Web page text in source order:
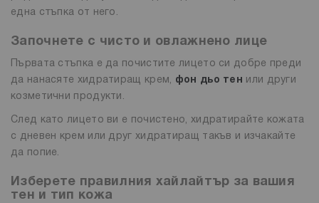
една стъпка от него.
Започнете с чисто и овлажнено лице
Първата стъпка е да почистите лицето си добре преди
да нанасяте хидратиращ крем, фон дьо тен или други
козметични продукти.
След като лицето ви е почистено, хидратирайте кожата
с дневен крем или друг хидратиращ такъв и изчакайте
да попие.
Изберете правилния хайлайтър за вашия
тен и тип кожа